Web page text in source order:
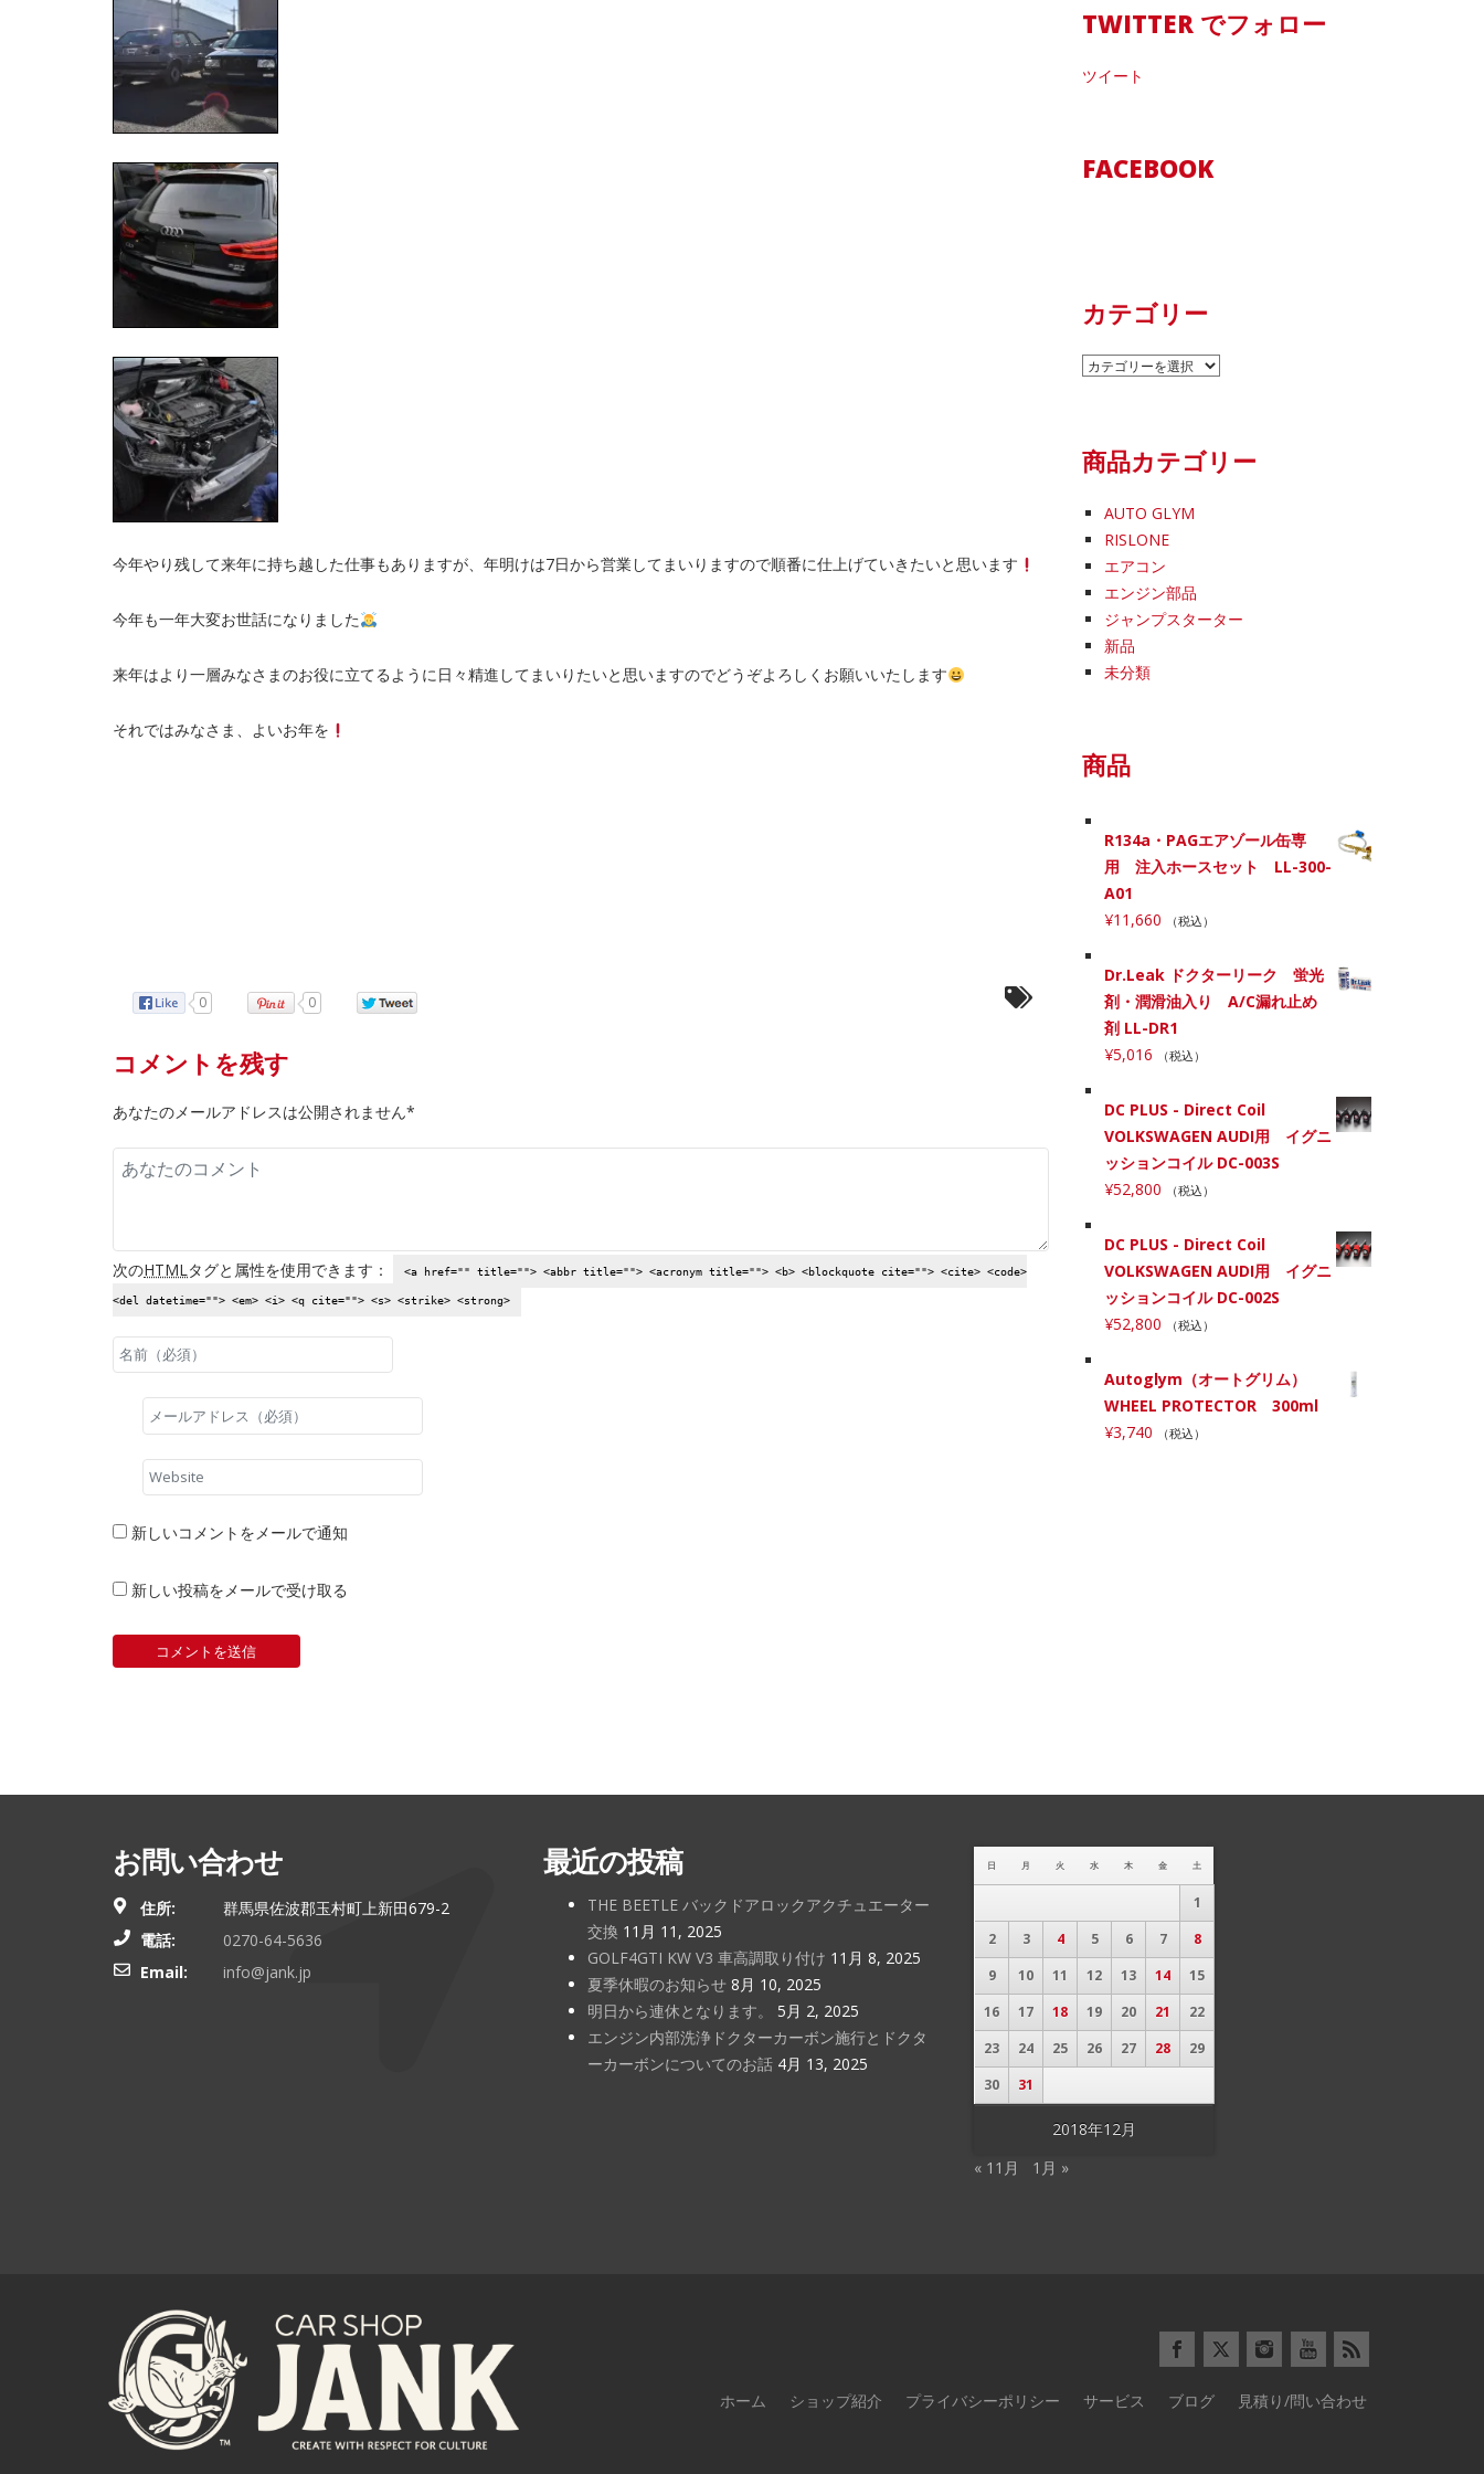
今年やり残して来年に持ち越した仕事もありますが、年明けは7日から営業してまいりますので順番に仕上げていきたいと思います
今年も一年大変お世話になりました
来年はより一層みなさまのお役に立てるように日々精進してまいりたいと思いますのでどうぞよろしくお願いいたします
それではみなさま、よいお年を
0 0
コメントを残す
あなたのメールアドレスは公開されません*
次のHTML タグと属性を使用できます： <a href="" title=""> <abbr title=""> <acronym title=""> <b> <blockquote cite=""> <cite> <code>
<del datetime=""> <em> <i> <q cite=""> <s> <strike> <strong>
新しいコメントをメールで通知
新しい投稿をメールで受け取る
TWITTER でフォロー
ツイート
FACEBOOK
カテゴリー
カ
リ
ー
商品カテゴリー
AUTO GLYM
RISLONE
エアコン
エンジン部品
ジャンプスターター
新品
未分類
商品
R134a・PAGエアゾール缶専
用 注入ホースセット LL-300-
A01
¥11,660 （税込）
Dr.Leak ドクターリーク 蛍光
剤・潤滑油入り A/C漏れ止め
剤 LL-DR1
¥5,016 （税込）
DC PLUS - Direct Coil
VOLKSWAGEN AUDI用 イグニ
ッションコイル DC-003S
¥52,800 （税込）
DC PLUS - Direct Coil
VOLKSWAGEN AUDI用 イグニ
ッションコイル DC-002S
¥52,800 （税込）
Autoglym（オートグリム）
WHEEL PROTECTOR 300ml
¥3,740 （税込）
お問い合わせ
住所:
群馬県佐波郡玉村町上新田679-2
電話:
0270-64-5636
Email:
info@jank.jp
最近の投稿
THE BEETLE バックドアロックアクチュエーター
交換 11月 11, 2025
GOLF4GTI KW V3 車高調取り付け 11月 8, 2025
夏季休暇のお知らせ 8月 10, 2025
明日から連休となります。
5月 2, 2025
エンジン内部洗浄ドクターカーボン施行とドクタ
ーカーボンについてのお話 4月 13, 2025
2018年12月
日 月 火 水 木 金 土
1
2
3 4 5 6 7
8
9
10 11 12 13 14
15
16
17 18 19 20 21
22
23
24 25 26 27 28
29
30
31
« 11月 1月 »
ホーム ショップ紹介 プライバシーポリシー サービス ブログ 見積り/問い合わせ